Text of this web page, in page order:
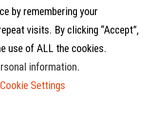
by remembering your
visits. By clicking “Accept”,
use of ALL the cookies.
information.
Cookie Settings